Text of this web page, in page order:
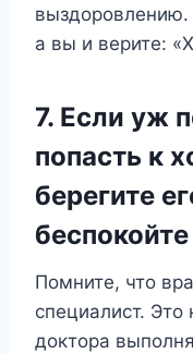
выздоровлению.
а вы и верите:
7. Если уж
попасть к
берегите
беспокойте
Помните, что
специалист. Это
доктора